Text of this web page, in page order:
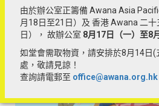
費用：全免
報名方式：網上報名
This event is only available for Hong
/ LGS church accounts.
此活動只供 Hong Kong / Macau /
記參加。
由於辦公室正籌備 Awana Asia
月18日至21日）及 香港 Awana 二
日）， 故辦公室 8月17 日（一）至8
如堂會需取物資，請安排於8月14日(
處，敬請見諒！
查詢請電郵至 office@awana.org.hk